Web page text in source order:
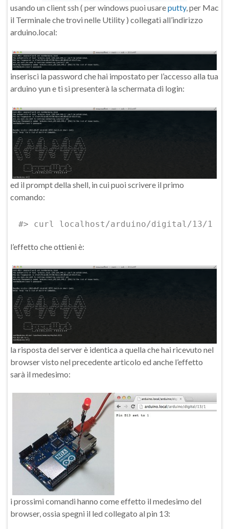
usando un client ssh ( per windows puoi usareputty, per Mac
il Terminale che trovi nelle Utility ) collegati all’indirizzo
arduino.local:
inserisci la password che hai impostato per l’accesso alla tua
arduino yun e ti si presenterà la schermata di login:
ed il prompt della shell, in cui puoi scrivere il primo
comando:
#> curl localhost/arduino/digital/13/1
l’effetto che ottieni è:
la risposta del server è identica a quella che hai ricevuto nel
browser visto nel precedente articolo ed anche l’effetto
sarà il medesimo:
i prossimi comandi hanno come effetto il medesimo del
browser, ossia spegni il led collegato al pin 13: